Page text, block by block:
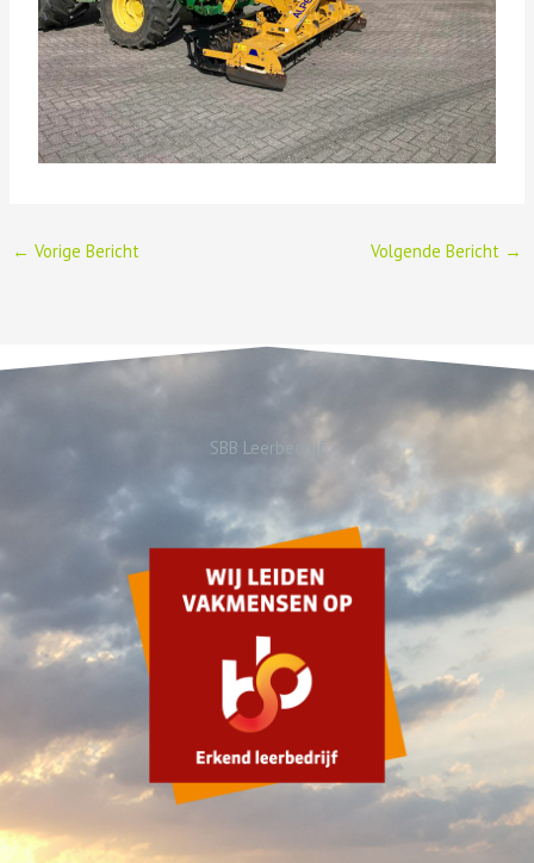
← Vorige Bericht Volgende Bericht →
SBB Leerbedrijf